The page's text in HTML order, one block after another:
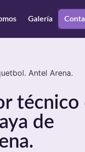
Galería
Antel Arena.
técnico
de